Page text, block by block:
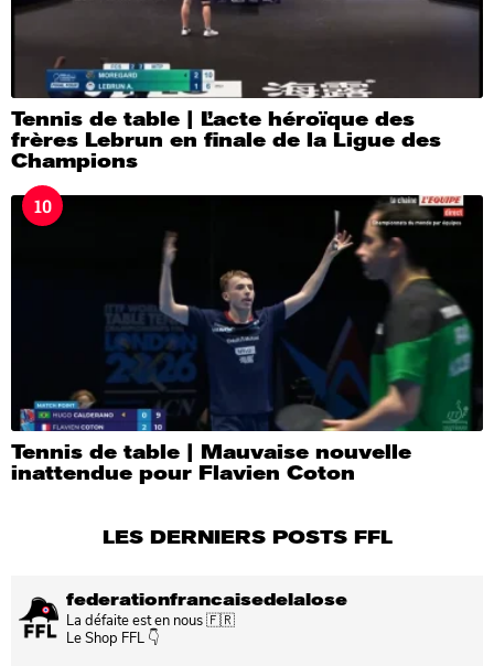
Tennis de table | L’acte héroïque des
frères Lebrun en finale de la Ligue des
Champions
10
Tennis de table | Mauvaise nouvelle
inattendue pour Flavien Coton
LES DERNIERS POSTS FFL
federationfrancaisedelalose
La défaite est en nous 🇫🇷
Le Shop FFL 👇